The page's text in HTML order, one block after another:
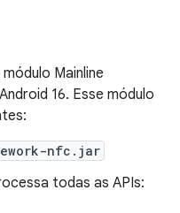
Mainline
16. Esse módulo
nfc.jar
todas as APIs: